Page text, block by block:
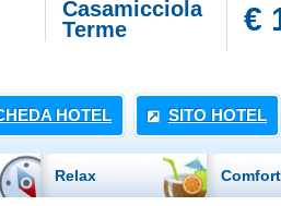
€
Casamicciola
Terme
HOTEL SITO HOTEL
Relax Comfort